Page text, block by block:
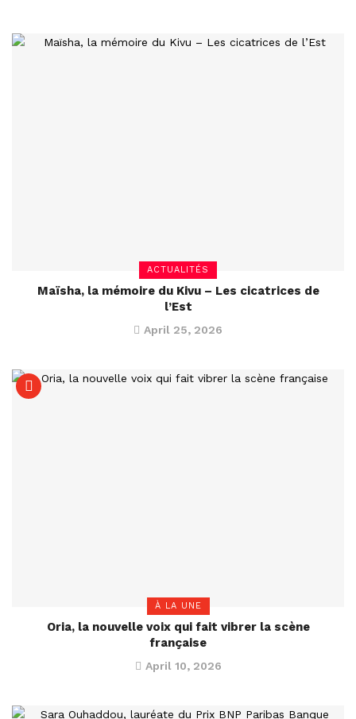
ACTUALITÉS
Maïsha, la mémoire du Kivu – Les cicatrices de
l’Est
April 25, 2026
À LA UNE
Oria, la nouvelle voix qui fait vibrer la scène
française
April 10, 2026